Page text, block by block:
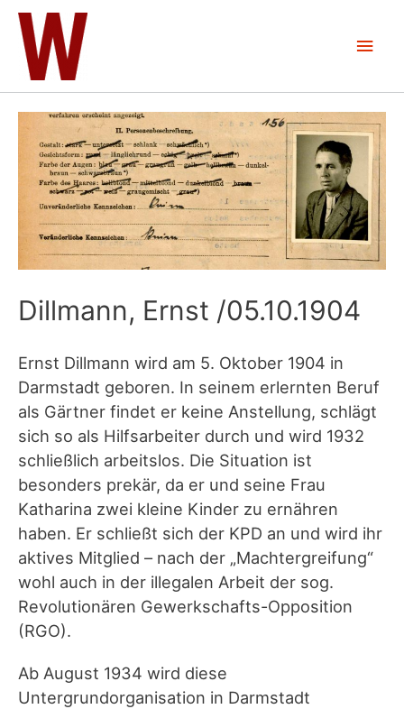
Zum
Inhalt
springen
Dillmann, Ernst /05.10.1904
Ernst Dillmann wird am 5. Oktober 1904 in
Darmstadt geboren. In seinem erlernten Beruf
als Gärtner findet er keine Anstellung, schlägt
sich so als Hilfsarbeiter durch und wird 1932
schließlich arbeitslos. Die Situation ist
besonders prekär, da er und seine Frau
Katharina zwei kleine Kinder zu ernähren
haben. Er schließt sich der KPD an und wird ihr
aktives Mitglied – nach der „Machtergreifung“
wohl auch in der illegalen Arbeit der sog.
Revolutionären Gewerkschafts-Opposition
(RGO).
Ab August 1934 wird diese
Untergrundorganisation in Darmstadt